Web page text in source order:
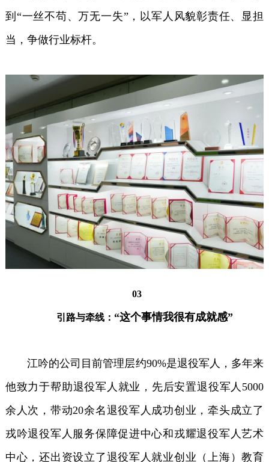
到“一丝不苟、万无一失”，以军人风貌彰责任、显担
当，争做行业标杆。
03
引路与牵线： “这个事情我很有成就感”
江吟的公司目前管理层约90%是退役军人，多年来
他致力于帮助退役军人就业，先后安置退役军人5000
余人次，带动20余名退役军人成功创业，牵头成立了
戎吟退役军人服务保障促进中心和戎耀退役军人艺术
中心，还出资设立了退役军人就业创业（上海）教育